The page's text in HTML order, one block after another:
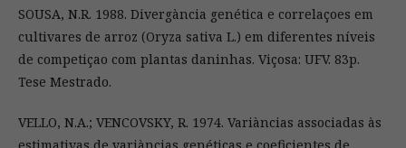
SOUSA, N.R. 1988. Divergància genética e correlaçoes em
cultivares de arroz (Oryza sativa L.) em diferentes níveis
de competiçao com plantas daninhas. Viçosa: UFV. 83p.
Tese Mestrado.
VELLO, N.A.; VENCOVSKY, R. 1974. Variàncias associadas às